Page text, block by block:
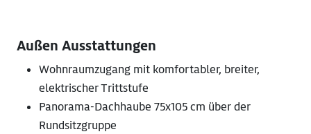
Außen Ausstattungen
Wohnraumzugang mit komfortabler, breiter,
elektrischer Trittstufe
Panorama-Dachhaube 75x105 cm über der
Rundsitzgruppe